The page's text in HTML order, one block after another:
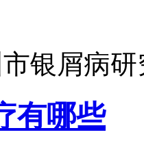
银屑病
有哪些